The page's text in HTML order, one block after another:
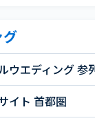
ウエディング 参
イト 首都圏